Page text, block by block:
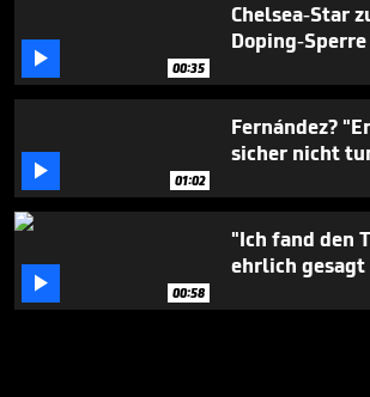
 00:35
Chelsea-Star
Doping-Sperre
 01:02
Fernández?
sicher nicht
 00:58
"Ich fand den
ehrlich